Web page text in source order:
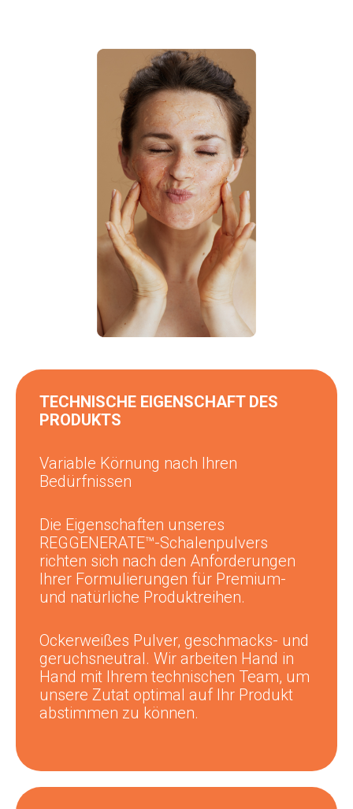
TECHNISCHE EIGENSCHAFT DES
PRODUKTS
Variable Körnung nach Ihren
Bedürfnissen
Die Eigenschaften unseres
REGGENERATE™-Schalenpulvers
richten sich nach den Anforderungen
Ihrer Formulierungen für Premium-
und natürliche Produktreihen.
Ockerweißes Pulver, geschmacks- und
geruchsneutral. Wir arbeiten Hand in
Hand mit Ihrem technischen Team, um
unsere Zutat optimal auf Ihr Produkt
abstimmen zu können.